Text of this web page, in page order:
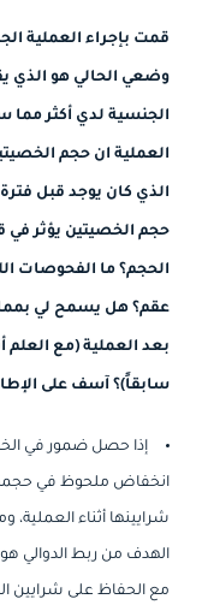
قمت بإجراء العملية
وضعي الحالي هو الذي
الجنسية لدي أكثر
العملية ان حجم
حجم الخصيتين يؤثر في
الحجم؟ ما الفحوصات
عقم؟ هل يسمح لي
بعد العملية (مع
سابقاً)؟ آسف على
إذا حصل ضمور في
انخفاض ملحوظ في حجمها
شرايينها أثناء
الهدف من ربط الدوالي
مع الحفاظ على شرايين